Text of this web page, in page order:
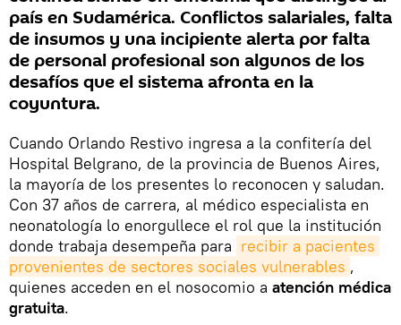
país en Sudamérica. Conflictos salariales, falta
de insumos y una incipiente alerta por falta
de personal profesional son algunos de los
desafíos que el sistema afronta en la
coyuntura.
Cuando Orlando Restivo ingresa a la confitería del
Hospital Belgrano, de la provincia de Buenos Aires,
la mayoría de los presentes lo reconocen y saludan.
Con 37 años de carrera, al médico especialista en
neonatología lo enorgullece el rol que la institución
donde trabaja desempeña para recibir a pacientes
provenientes de sectores sociales vulnerables ,
quienes acceden en el nosocomio a atención médica
gratuita.